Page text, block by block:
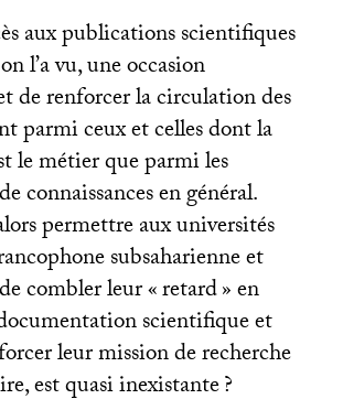
aux publications scientifiques
l’a vu, une occasion
de renforcer la circulation des
parmi ceux et celles dont la
le métier que parmi les
connaissances en général.
permettre aux universités
subsaharienne et
de combler leur «retard» en
scientifique et
leur mission de recherche
est quasi inexistante?